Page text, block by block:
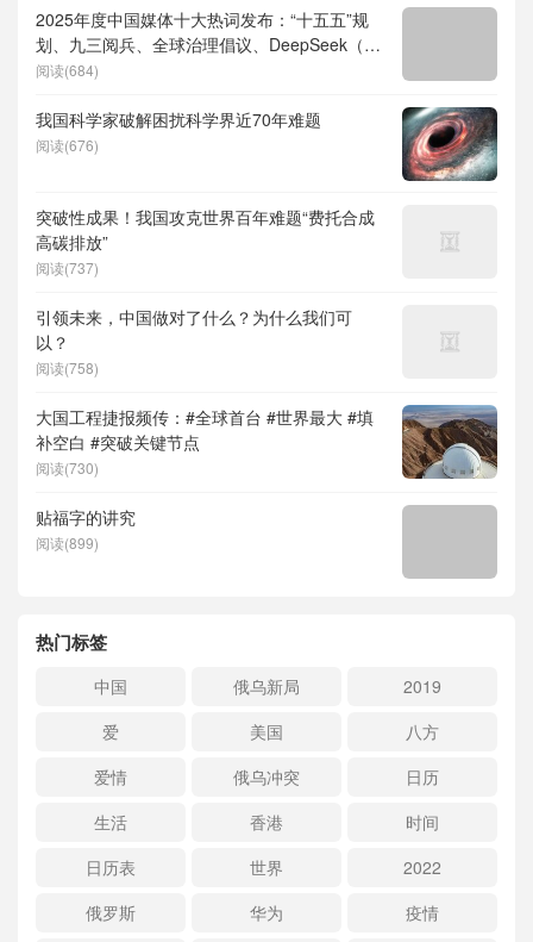
2025年度中国媒体十大热词发布：“十五五”规
划、九三阅兵、全球治理倡议、DeepSeek（深
度求索）、人形机器人、苏超、票根经济、育
阅读(684)
我国科学家破解困扰科学界近70年难题
阅读(676)
突破性成果！我国攻克世界百年难题“费托合成
高碳排放”
阅读(737)
引领未来，中国做对了什么？为什么我们可
以？
阅读(758)
大国工程捷报频传：#全球首台 #世界最大 #填
补空白 #突破关键节点
阅读(730)
贴福字的讲究
阅读(899)
热门标签
中国 俄乌新局
2019
爱
美国
八方
爱情
俄乌冲突
日历
生活
香港
时间
日历表
世界
2022
俄罗斯
华为 疫情